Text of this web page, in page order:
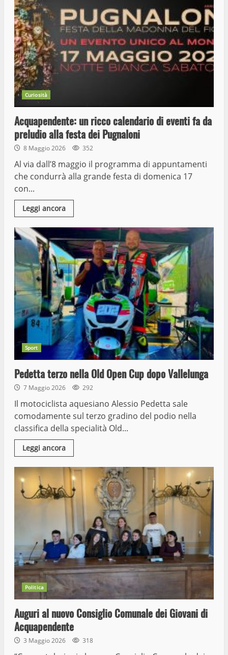
Curiosità
Acquapendente: un ricco calendario di eventi fa da
preludio alla festa dei Pugnaloni
8 Maggio 2026 352
Al via dall’8 maggio il programma di appuntamenti
che condurrà alla grande festa di domenica 17
con...
Leggi ancora
Sport
Pedetta terzo nella Old Open Cup dopo Vallelunga
7 Maggio 2026 292
Il motociclista aquesiano Alessio Pedetta sale
comodamente sul terzo gradino del podio nella
classifica della specialità Old...
Leggi ancora
Politica
Auguri al nuovo Consiglio Comunale dei Giovani di
Acquapendente
3 Maggio 2026 318